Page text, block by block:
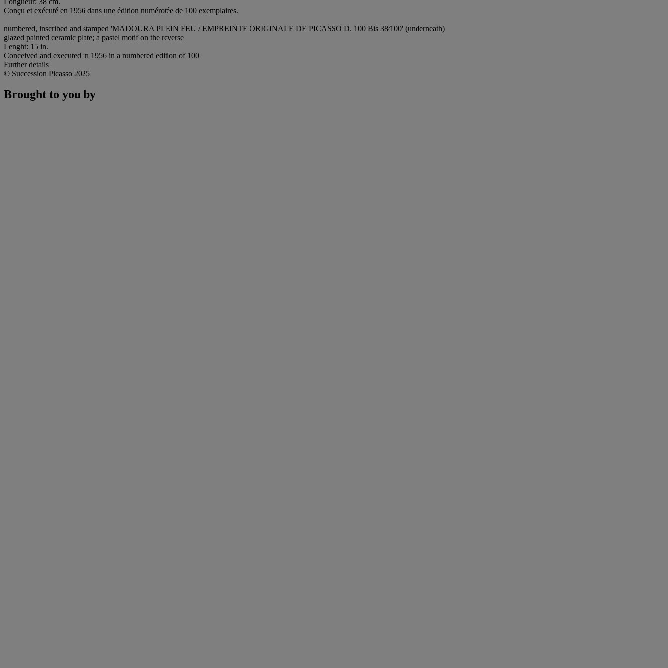
Conçu et exécuté en 1956 dans une édition numérotée de 100 exemplaires.
numbered, inscribed and stamped 'MADOURA PLEIN FEU / EMPREINTE ORIGINALE DE PICASSO D. 100 Bis 38⁄100' (underneath)
glazed painted ceramic plate; a pastel motif on the reverse
Lenght: 15 in.
Conceived and executed in 1956 in a numbered edition of 100
Further details
© Succession Picasso 2025
Brought to you by